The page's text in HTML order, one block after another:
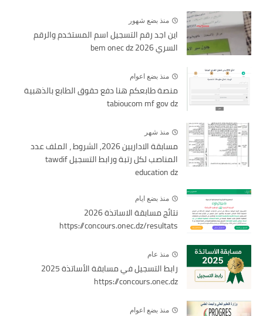
منذ بضع شهور
اين اجد رقم التسجيل اسم المستخدم والرقم
السري bem onec dz 2026
منذ بضع اعوام
منصة طابعكم هنا دفع حقوق الطابع بالذهبية
tabioucom mf gov dz
منذ شهر
مسابقة الاداريين 2026, الشروط ، الملف عدد
المناصب لكل رتبة ورابط التسجيل tawdif
education dz
منذ بضع ايام
نتائج مسابقة الاساتذة 2026
https://concours.onec.dz/resultats
منذ عام
رابط التسجيل في مسابقة الأساتذة 2025
https://concours.onec.dz
منذ بضع اعوام